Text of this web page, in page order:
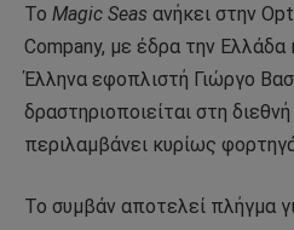
Το Magic Seas ανήκει στην
Company, με έδρα την Ελλάδα
Έλληνα εφοπλιστή Γιώργο
δραστηριοποιείται στη
περιλαμβάνει κυρίως
Το συμβάν αποτελεί πλήγμα